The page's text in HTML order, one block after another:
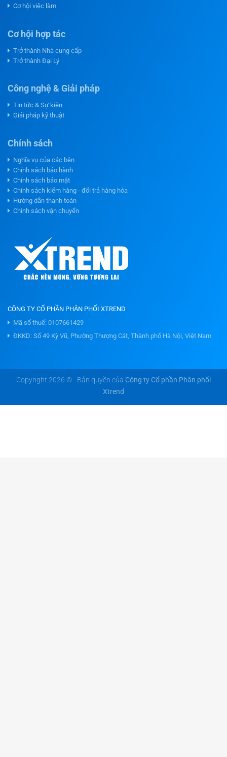
Cơ hội việc làm
Cơ hội hợp tác
Trở thành Nhà cung cấp
Trở thành Đại Lý
Công nghệ & Giải pháp
Tin tức & Sự kiện
Giải pháp kỹ thuật
Chính sách
Nghĩa vụ của các bên
Chính sách bảo hành
Chính sách bảo mật
Chính sách kiểm hàng - đổi trả hàng hóa
Hướng dẫn thanh toán
Chính sách vận chuyển
CÔNG TY CỔ PHẦN PHÂN PHỐI XTREND
Mã số thuế: 0107661429
ĐKKD: Số 49 Kỳ Vũ, Phường Thượng Cát, Thành phố Hà Nội, Việt Nam
Copyright 2026 © - Bản quyền của Công ty Cổ phần Phân phối
Xtrend